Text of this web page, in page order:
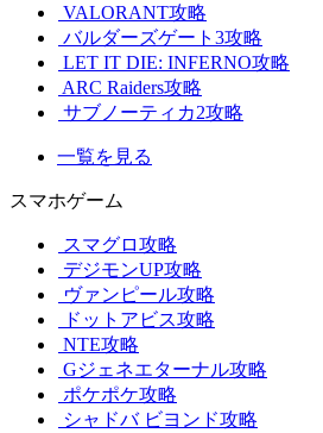
VALORANT攻略
バルダーズゲート3攻略
LET IT DIE: INFERNO攻略
ARC Raiders攻略
サブノーティカ2攻略
一覧を見る
スマホゲーム
スマグロ攻略
デジモンUP攻略
ヴァンピール攻略
ドットアビス攻略
NTE攻略
Gジェネエターナル攻略
ポケポケ攻略
シャドバ ビヨンド攻略